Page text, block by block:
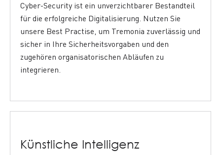
Cyber-Security ist ein unverzichtbarer Bestandteil
für die erfolgreiche Digitalisierung. Nutzen Sie
unsere Best Practise, um Tremonia zuverlässig und
sicher in Ihre Sicherheitsvorgaben und den
zugehören organisatorischen Abläufen zu
integrieren.
Künstliche Intelligenz